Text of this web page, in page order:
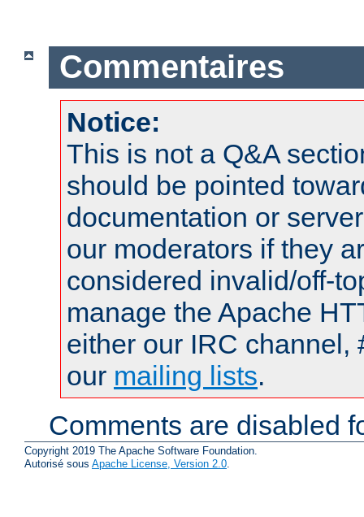
Commentaires
Notice:
This is not a Q&A
should be pointed
documentation or
our moderators if they
considered invalid/off-
manage the Apache
either our IRC channel,
our mailing lists.
Comments are disabled
Copyright 2019 The Apache Software Foundation.
Autorisé sous Apache License, Version 2.0